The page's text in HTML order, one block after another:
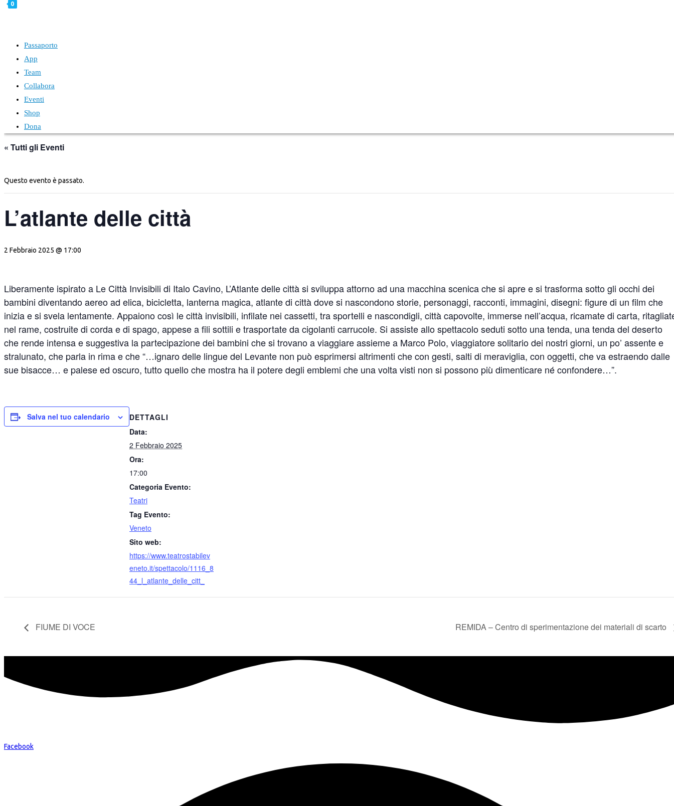
0
Passaporto
App
Team
Collabora
Eventi
Shop
Dona
« Tutti gli Eventi
Questo evento è passato.
L’atlante delle città
2 Febbraio 2025 @ 17:00
Liberamente ispirato a Le Città Invisibili di Italo Cavino, L’Atlante delle città si sviluppa attorno ad una macchina scenica che si apre e si trasforma sotto gli occhi dei
bambini diventando aereo ad elica, bicicletta, lanterna magica, atlante di città dove si nascondono storie, personaggi, racconti, immagini, disegni: figure di un film che
inizia e si svela lentamente. Appaiono così le città invisibili, infilate nei cassetti, tra sportelli e nascondigli, città capovolte, immerse nell’acqua, ricamate di carta,
nel rame, costruite di corda e di spago, appese a fili sottili e trasportate da cigolanti carrucole. Si assiste allo spettacolo seduti sotto una tenda, una tenda del deserto
che rende intensa e suggestiva la partecipazione dei bambini che si trovano a viaggiare assieme a Marco Polo, viaggiatore solitario dei nostri giorni, un po’ assente e
stralunato, che parla in rima e che “…ignaro delle lingue del Levante non può esprimersi altrimenti che con gesti, salti di meraviglia, con oggetti, che va estraendo dalle
sue bisacce… e palese ed oscuro, tutto quello che mostra ha il potere degli emblemi che una volta visti non si possono più dimenticare né confondere…”.
Salva nel tuo calendario
DETTAGLI
Data:
2 Febbraio 2025
Ora:
17:00
Categoria Evento:
Teatri
Tag Evento:
Veneto
Sito web:
https://www.teatrostabilev
eneto.it/spettacolo/1116_8
44_l_atlante_delle_citt_
FIUME DI VOCE REMIDA – Centro di sperimentazione dei materiali di scarto
Facebook